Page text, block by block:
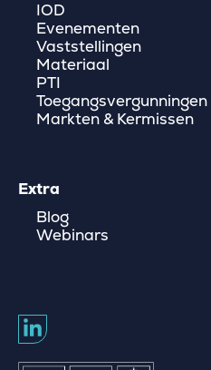
IOD
Evenementen
Vaststellingen
Materiaal
PTI
Toegangsvergunningen
Markten & Kermissen
Extra
Blog
Webinars